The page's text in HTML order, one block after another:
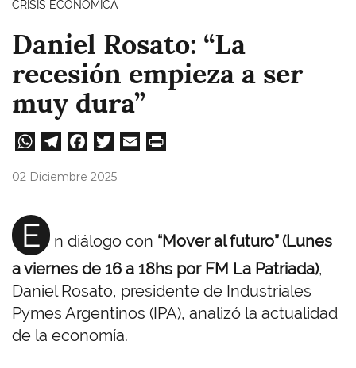
CRISIS ECONÓMICA
Daniel Rosato: “La
recesión empieza a ser
muy dura”
W
A
pp
Te
m
Fa
02 Diciembre 2025
E n diálogo con “Mover al futuro” (Lunes
a viernes de 16 a 18hs por FM La Patriada),
Daniel Rosato, presidente de Industriales
Pymes Argentinos (IPA), analizó la actualidad
de la economía.